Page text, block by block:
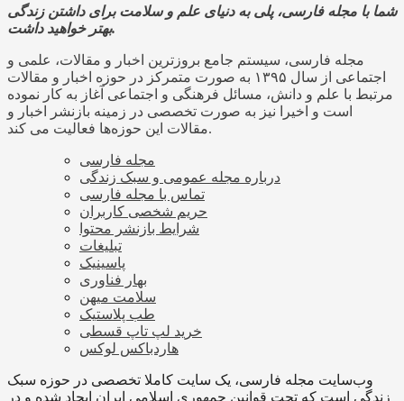
شما با مجله فارسی، پلی به دنیای علم و سلامت برای داشتن زندگی
بهتر خواهید داشت.
مجله فارسی، سیستم جامع بروزترین اخبار و مقالات، علمی و
اجتماعی از سال ۱۳۹۵ به صورت متمرکز در حوزه اخبار و مقالات
مرتبط با علم و دانش، مسائل فرهنگی و اجتماعی آغاز به کار نموده
است و اخیرا نیز به صورت تخصصی در زمینه بازنشر اخبار و
مقالات این حوزه‌ها فعالیت می کند.
مجله فارسی
درباره مجله عمومی و سبک زندگی
تماس با مجله فارسی
حریم شخصی کاربران
شرایط بازنشر محتوا
تبلیغات
پاسینیک
بهار فناوری
سلامت میهن
طب پلاستیک
خرید لپ تاپ قسطی
هاردباکس لوکس
وب‌سایت مجله فارسی، یک سایت کاملا تخصصی در حوزه سبک
زندگی است که تحت قوانین جمهوری اسلامی ایران ایجاد شده و در